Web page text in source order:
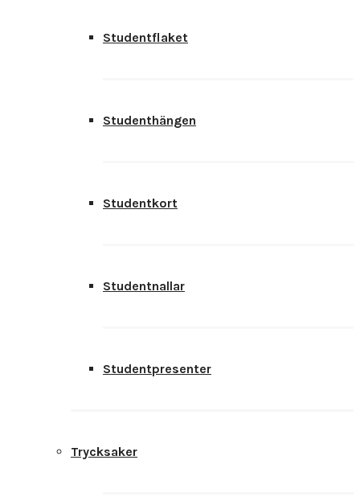
Studentflaket
Studenthängen
Studentkort
Studentnallar
Studentpresenter
Trycksaker